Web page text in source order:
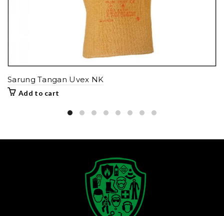
Sarung Tangan Uvex NK
Add to cart